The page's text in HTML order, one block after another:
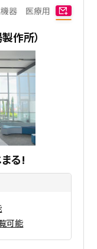
機器 医療用
作所）
まる!
可能